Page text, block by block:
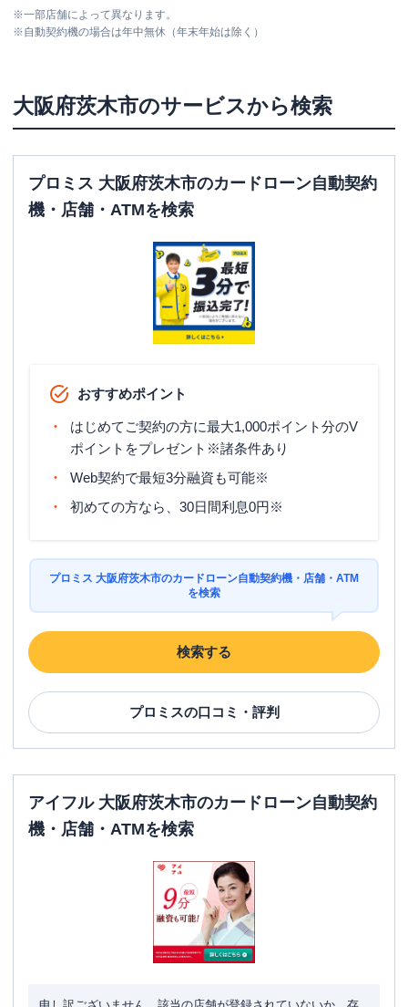
住所 大阪府茨木市双葉町9-1
※一部店舗によって異なります。
※自動契約機の場合は年中無休（年末年始は除く）
大阪府茨木市のサービスから検索
プロミス 大阪府茨木市のカードローン自動契約
機・店舗・ATMを検索
おすすめポイント
はじめてご契約の方に最大1,000ポイント分のV
ポイントをプレゼント※諸条件あり
Web契約で最短3分融資も可能※
初めての方なら、30日間利息0円※
プロミス 大阪府茨木市のカードローン自動契約機・店舗・ATM
を検索
検索する
プロミスの口コミ・評判
アイフル 大阪府茨木市のカードローン自動契約
機・店舗・ATMを検索